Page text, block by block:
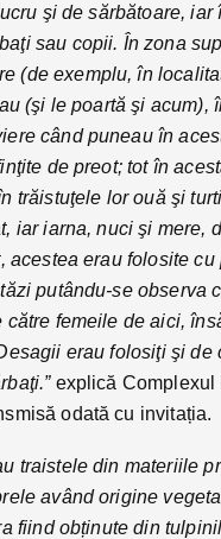
şi de sărbătoare, iar
sau copii. În zona
(de exemplu, în
(şi le poartă şi acum),
când puneau în
de preot; tot în
trăistuţele lor ouă şi
iar iarna, nuci şi mere,
acestea erau folosite cu
putându-se observa
către femeile de aici,
erau folosiţi şi de
explică Complexul
odată cu invitația.
traistele din materiile
având origine
fiind obținute din